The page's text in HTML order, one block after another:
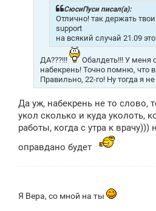
СюсиПуси писал(а):
Отлично! так держать
support
на всякий случай 21.09
ДА???!!!
Обалдеть!!! У меня
набекрень! Точно помню, что
Правильно, 22-го! Ну тогда я
Да уж, набекрень не то слово,
укол сколько и куда уколоть,
работы, когда с утра к врачу)))
оправдано будет
Я Вера, со мной на ты